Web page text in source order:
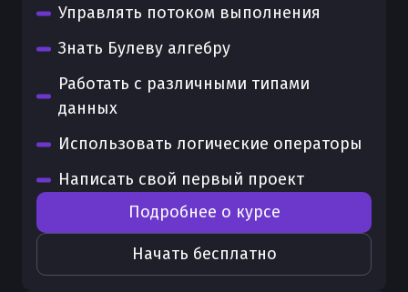
Управлять потоком выполнения
Знать Булеву алгебру
Работать с различными типами
данных
Использовать логические операторы
Написать свой первый проект
Начать бесплатно
Подробнее о курсе